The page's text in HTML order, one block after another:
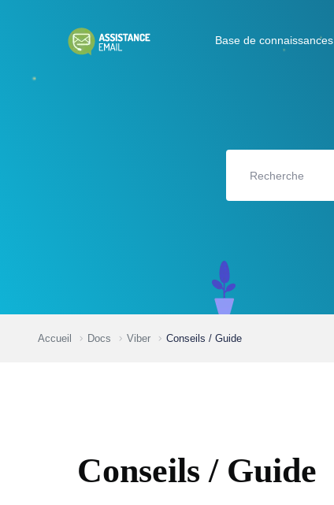
Base de connaissances
Accueil Docs Viber Conseils / Guide
Conseils / Guide